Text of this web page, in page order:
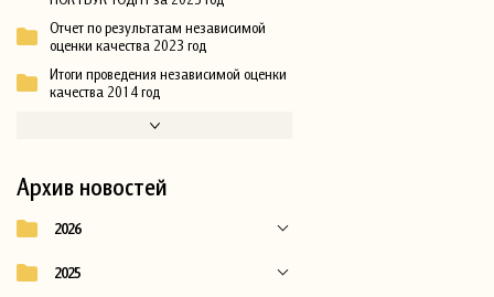
Отчет по результатам независимой
оценки качества 2023 год
Итоги проведения независимой оценки
качества 2014 год
Архив новостей
2026
2025